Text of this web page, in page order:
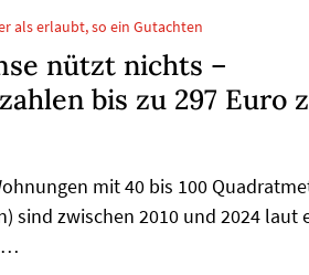
als erlaubt, so ein Gutachten
nützt nichts –
bis zu 297 Euro
mit 40 bis 100
sind zwischen 2010 und 2024 laut